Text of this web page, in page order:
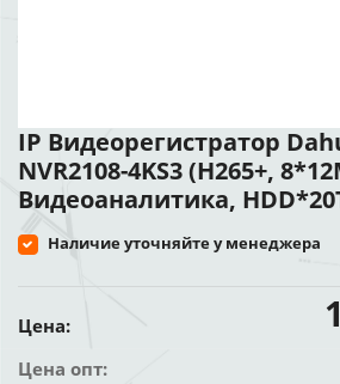
IP Видеорегистратор
NVR2108-4KS3 (H265+,
Видеоаналитика,
Наличие уточняйте у менеджера
Цена:
Цена опт: